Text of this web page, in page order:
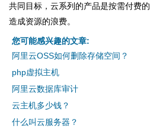
共同目标，云系列的产品是按需付费
造成资源的浪费。
您可能感兴趣的文章:
阿里云OSS如何删除存储空间？
php虚拟主机
阿里云数据库审计
云主机多少钱？
什么叫云服务器？